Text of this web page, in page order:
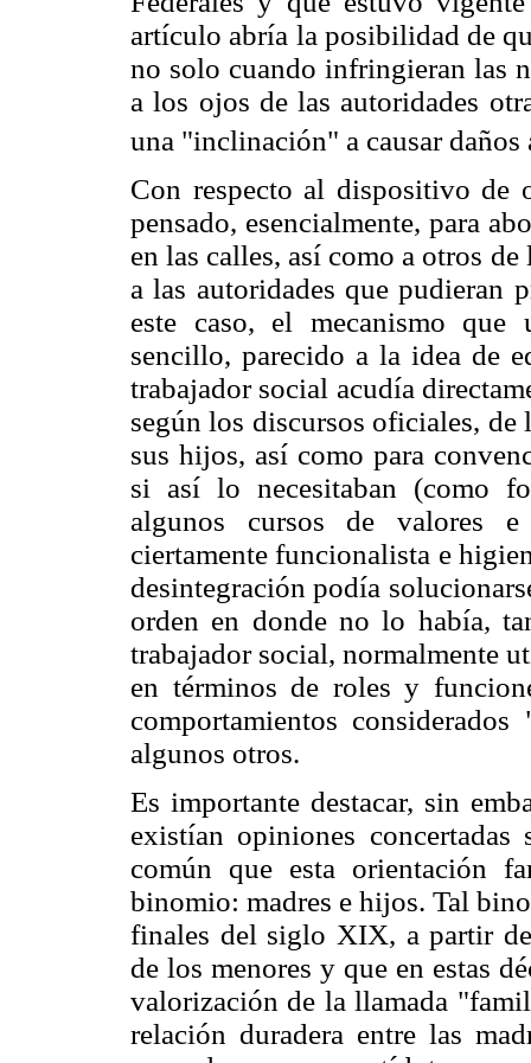
artículo abría la posibilidad de
no solo cuando infringieran las
a los ojos de las autoridades
una "inclinación" a causar
Con respecto al dispositivo de
pensado, esencialmente, para
en las calles, así como a otros
a las autoridades que pudieran
este caso, el mecanismo que
sencillo, parecido a la idea de
trabajador social acudía
según los discursos oficiales,
sus hijos, así como para
si así lo necesitaban (como
algunos cursos de valores
ciertamente funcionalista e
desintegración podía
orden en donde no lo había,
trabajador social, normalmente
en términos de roles y
comportamientos
algunos otros.
Es importante destacar, sin
existían opiniones
común que esta orientación
binomio: madres e hijos. Tal
finales del siglo XIX, a partir
de los menores y que en estas
valorización de la llamada
relación duradera entre las